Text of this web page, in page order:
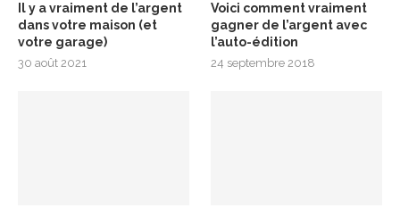
Il y a vraiment de l’argent
dans votre maison (et
votre garage)
30 août 2021
Voici comment vraiment
gagner de l’argent avec
l’auto-édition
24 septembre 2018